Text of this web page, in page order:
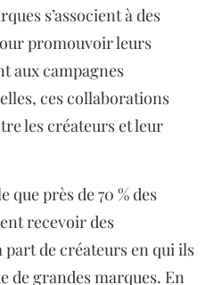
s’associent à des
promouvoir leurs
aux campagnes
ces collaborations
les créateurs et leur
que près de 70 % des
recevoir des
de créateurs en qui ils
de grandes marques. En